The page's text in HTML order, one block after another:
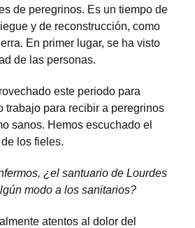
de peregrinos. Es un tiempo de
y de reconstrucción, como
En primer lugar, se ha visto
de las personas.
este periodo para
trabajo para recibir a peregrinos
sanos. Hemos escuchado el
los fieles.
¿el santuario de Lourdes
modo a los sanitarios?
atentos al dolor del